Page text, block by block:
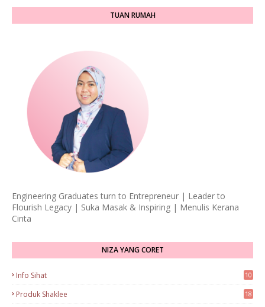
TUAN RUMAH
Engineering Graduates turn to Entrepreneur | Leader to
Flourish Legacy | Suka Masak & Inspiring | Menulis Kerana
Cinta
NIZA YANG CORET
Info Sihat 10
Produk Shaklee 18